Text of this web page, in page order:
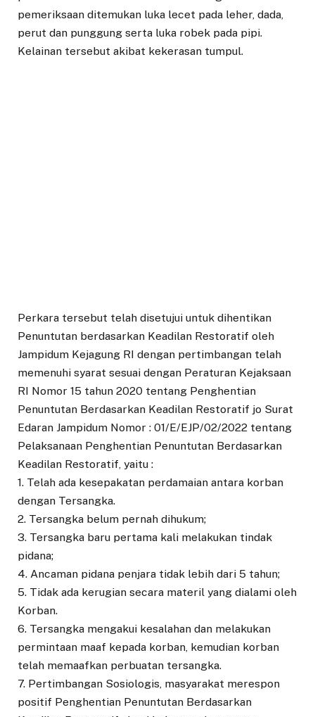
pemeriksaan ditemukan luka lecet pada leher, dada,
perut dan punggung serta luka robek pada pipi.
Kelainan tersebut akibat kekerasan tumpul.
Perkara tersebut telah disetujui untuk dihentikan
Penuntutan berdasarkan Keadilan Restoratif oleh
Jampidum Kejagung RI dengan pertimbangan telah
memenuhi syarat sesuai dengan Peraturan Kejaksaan
RI Nomor 15 tahun 2020 tentang Penghentian
Penuntutan Berdasarkan Keadilan Restoratif jo Surat
Edaran Jampidum Nomor : 01/E/EJP/02/2022 tentang
Pelaksanaan Penghentian Penuntutan Berdasarkan
Keadilan Restoratif, yaitu :
1. Telah ada kesepakatan perdamaian antara korban
dengan Tersangka.
2. Tersangka belum pernah dihukum;
3. Tersangka baru pertama kali melakukan tindak
pidana;
4. Ancaman pidana penjara tidak lebih dari 5 tahun;
5. Tidak ada kerugian secara materil yang dialami oleh
Korban.
6. Tersangka mengakui kesalahan dan melakukan
permintaan maaf kepada korban, kemudian korban
telah memaafkan perbuatan tersangka.
7. Pertimbangan Sosiologis, masyarakat merespon
positif Penghentian Penuntutan Berdasarkan